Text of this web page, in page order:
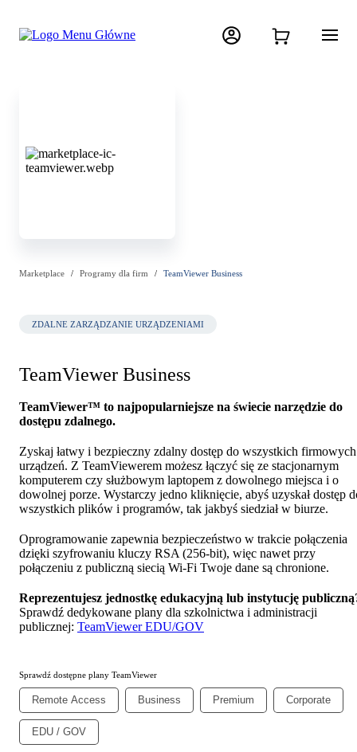
Marketplace Programy dla firm TeamViewer Business
ZDALNE ZARZĄDZANIE URZĄDZENIAMI
TeamViewer Business
TeamViewer™ to najpopularniejsze na świecie narzędzie do
dostępu zdalnego.
Zyskaj łatwy i bezpieczny zdalny dostęp do wszystkich firmowych
urządzeń. Z TeamViewerem możesz łączyć się ze stacjonarnym
komputerem czy służbowym laptopem z dowolnego miejsca i o
dowolnej porze. Wystarczy jedno kliknięcie, abyś uzyskał dostęp
wszystkich plików i programów, tak jakbyś siedział w biurze.
Oprogramowanie zapewnia bezpieczeństwo w trakcie połączenia
dzięki szyfrowaniu kluczy RSA (256-bit), więc nawet przy
połączeniu z publiczną siecią Wi-Fi Twoje dane są chronione.
Reprezentujesz jednostkę edukacyjną lub instytucję
Sprawdź dedykowane plany dla szkolnictwa i administracji
publicznej: TeamViewer EDU/GOV
Sprawdź dostępne plany TeamViewer
Remote Access Business Premium Corporate
EDU / GOV